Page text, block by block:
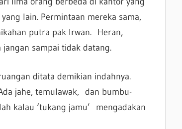
lain. Permintaan mereka sama,
putra pak Irwan. Heran,
sampai tidak datang.
ditata demikian indahnya.
jahe, temulawak, dan bumbu-
kalau ‘tukang jamu’ mengadakan